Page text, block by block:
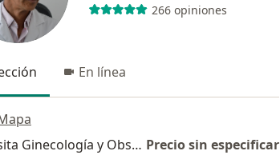
266 opiniones
En línea
Visita Ginecología y Obstetrícia Precio sin especificar